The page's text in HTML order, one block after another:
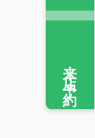
来店予約